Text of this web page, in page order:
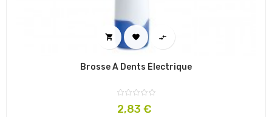
  
Brosse À Dents Électrique
Prix
2,83 €